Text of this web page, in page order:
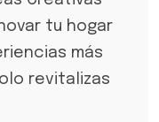
tu hogar
más
revitalizas